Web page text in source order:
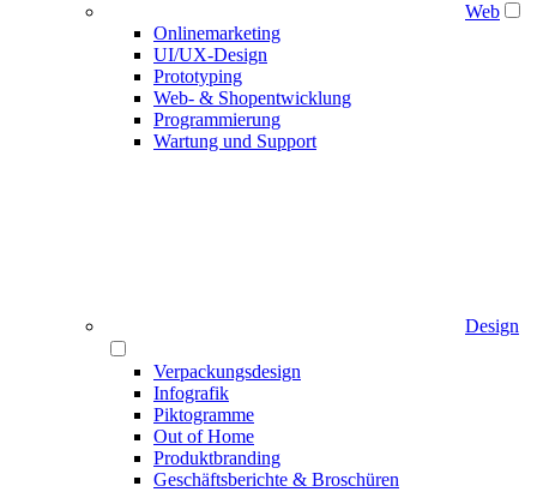
Web
Onlinemarketing
UI/UX-Design
Prototyping
Web- & Shopentwicklung
Programmierung
Wartung und Support
Design
Verpackungsdesign
Infografik
Piktogramme
Out of Home
Produktbranding
Geschäftsberichte & Broschüren